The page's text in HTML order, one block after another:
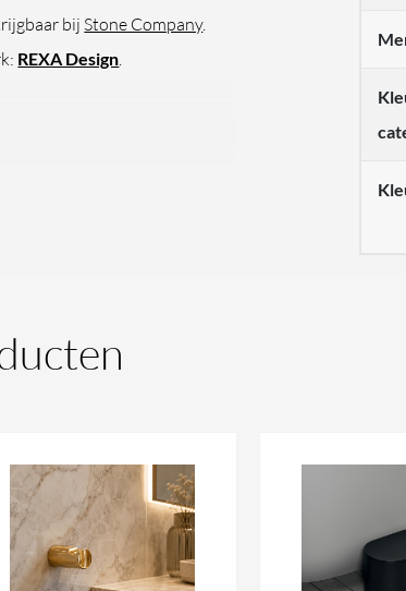
bijStone Company.
REXA Design.
een slank plankje van
extra opbergruimte. Deze
uit Korakril™ Ice White of
het strakke, naadloze